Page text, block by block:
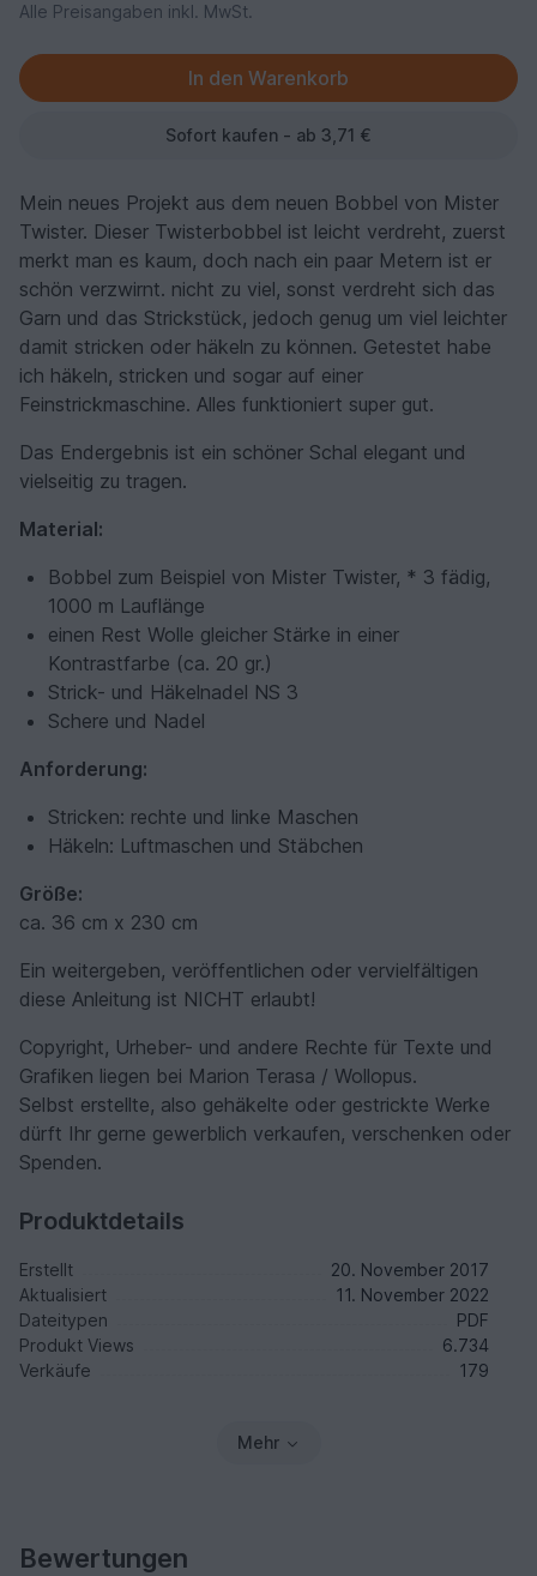
Alle Preisangaben inkl. MwSt.
Sofort kaufen - ab 3,71 €
Mein neues Projekt aus dem neuen Bobbel von Mister
Twister. Dieser Twisterbobbel ist leicht verdreht, zuerst
merkt man es kaum, doch nach ein paar Metern ist er
schön verzwirnt. nicht zu viel, sonst verdreht sich das
Garn und das Strickstück, jedoch genug um viel leichter
damit stricken oder häkeln zu können. Getestet habe
ich häkeln, stricken und sogar auf einer
Feinstrickmaschine. Alles funktioniert super gut.
Das Endergebnis ist ein schöner Schal elegant und
vielseitig zu tragen.
Material:
Bobbel zum Beispiel von Mister Twister, * 3 fädig,
1000 m Lauflänge
einen Rest Wolle gleicher Stärke in einer
Kontrastfarbe (ca. 20 gr.)
Strick- und Häkelnadel NS 3
Schere und Nadel
Anforderung:
Stricken: rechte und linke Maschen
Häkeln: Luftmaschen und Stäbchen
Größe:
ca. 36 cm x 230 cm
Ein weitergeben, veröffentlichen oder vervielfältigen
diese Anleitung ist NICHT erlaubt!
Copyright, Urheber- und andere Rechte für Texte und
Grafiken liegen bei Marion Terasa / Wollopus.
Selbst erstellte, also gehäkelte oder gestrickte Werke
dürft Ihr gerne gewerblich verkaufen, verschenken oder
Spenden.
Produktdetails
Erstellt
20. November 2017
Aktualisiert
11. November 2022
Dateitypen
PDF
Produkt Views
6.734
Verkäufe
179
Mehr
Bewertungen